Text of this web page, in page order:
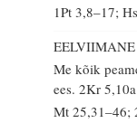
1Pt 3,8–17;
Me kõik
ees.2Kr 5,10a
Mt 25,31–46;